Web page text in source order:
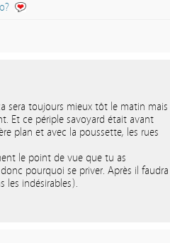
sera toujours mieux tôt le matin mais
Et ce périple savoyard était avant
plan et avec la poussette, les rues
le point de vue que tu as
pourquoi se priver. Après il faudra
les indésirables).